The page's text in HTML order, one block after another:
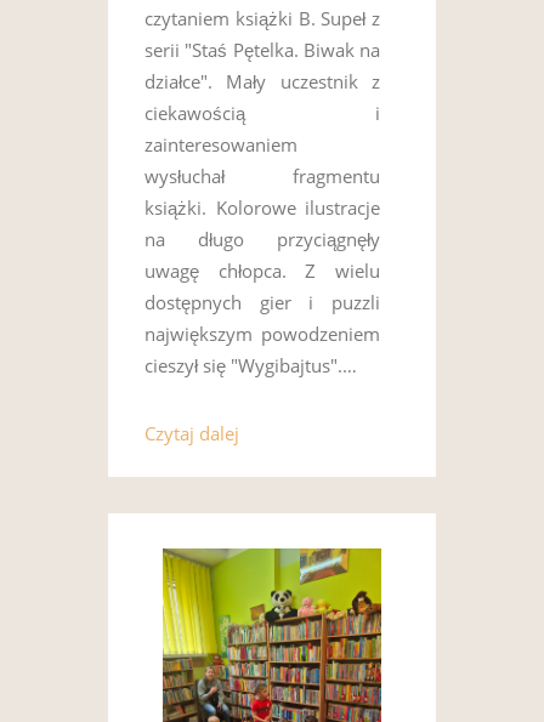
czytaniem książki B. Supeł z
serii "Staś Pętelka. Biwak na
działce". Mały uczestnik z
ciekawością i
zainteresowaniem
wysłuchał fragmentu
książki. Kolorowe ilustracje
na długo przyciągnęły
uwagę chłopca. Z wielu
dostępnych gier i puzzli
największym powodzeniem
cieszył się "Wygibajtus".…
Czytaj dalej